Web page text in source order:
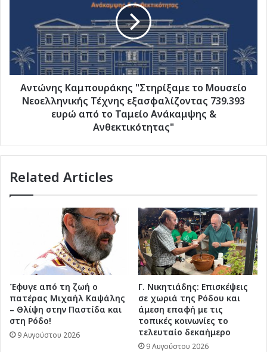
Μουσείο
Νεοελληνικής
Τέχνης
εξασφαλίζοντας
739.393
ευρώ
από
&
Aντώνης Καμπουράκης "Στηρίξαμε το Μουσείο
Νεοελληνικής Τέχνης εξασφαλίζοντας 739.393
ευρώ από το Ταμείο Ανάκαμψης &
Ανθεκτικότητας"
Related Articles
Έφυγε από τη ζωή ο
πατέρας Μιχαήλ Καψάλης
– Θλίψη στην Παστίδα και
στη Ρόδο!
9 Αυγούστου 2026
Γ. Νικητιάδης: Επισκέψεις
σε χωριά της Ρόδου και
άμεση επαφή με τις
τοπικές κοινωνίες το
τελευταίο δεκαήμερο
9 Αυγούστου 2026